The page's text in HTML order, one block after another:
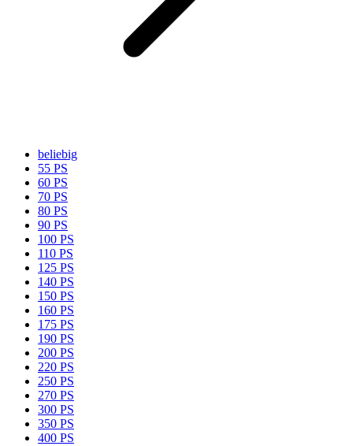
beliebig
55 PS
60 PS
70 PS
80 PS
90 PS
100 PS
110 PS
125 PS
140 PS
150 PS
160 PS
175 PS
190 PS
200 PS
220 PS
250 PS
270 PS
300 PS
350 PS
400 PS